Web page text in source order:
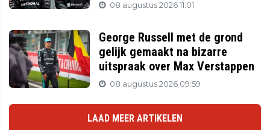
08 augustus 2026 11:01
George Russell met de grond
gelijk gemaakt na bizarre
uitspraak over Max Verstappen
08 augustus 2026 09:59
LAAD MEER ARTIKELEN